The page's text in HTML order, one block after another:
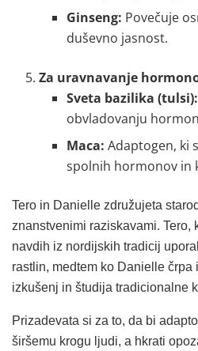
Ginseng: Povečuje
duševno jasnost.
Za uravnavanje
Sveta bazilika (tulsi):
obvladovanju
Maca: Adaptogen, ki
spolnih hormonov in
Tero in Danielle združujeta
znanstvenimi raziskavami. Tero,
navdih iz nordijskih tradicij
rastlin, medtem ko Danielle
izkušenj in študija tradicionalne
Prizadevata si za to, da bi
širšemu krogu ljudi, a hkrati